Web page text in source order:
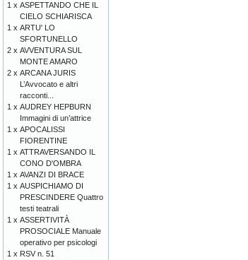
1 x ASPETTANDO CHE IL
CIELO SCHIARISCA
1 x ARTU' LO
SFORTUNELLO
2 x AVVENTURA SUL
MONTE AMARO
2 x ARCANA JURIS
L’Avvocato e altri
racconti...
1 x AUDREY HEPBURN
Immagini di un’attrice
1 x APOCALISSI
FIORENTINE
1 x ATTRAVERSANDO IL
CONO D'OMBRA
1 x AVANZI DI BRACE
1 x AUSPICHIAMO DI
PRESCINDERE Quattro
testi teatrali
1 x ASSERTIVITÀ
PROSOCIALE Manuale
operativo per psicologi
1 x RSV n. 51